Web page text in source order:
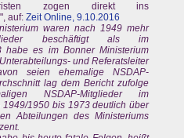
zogen direkt ins
auf: Zeit Online, 9.10.2016
waren nach 1949 mehr
beschäftigt als im
habe es im Bonner Ministerium
und Referatsleiter
seien ehemalige NSDAP-
lag dem Bericht zufolge
NSDAP-Mitglieder im
1949/1950 bis 1973 deutlich über
Abteilungen des Ministeriums